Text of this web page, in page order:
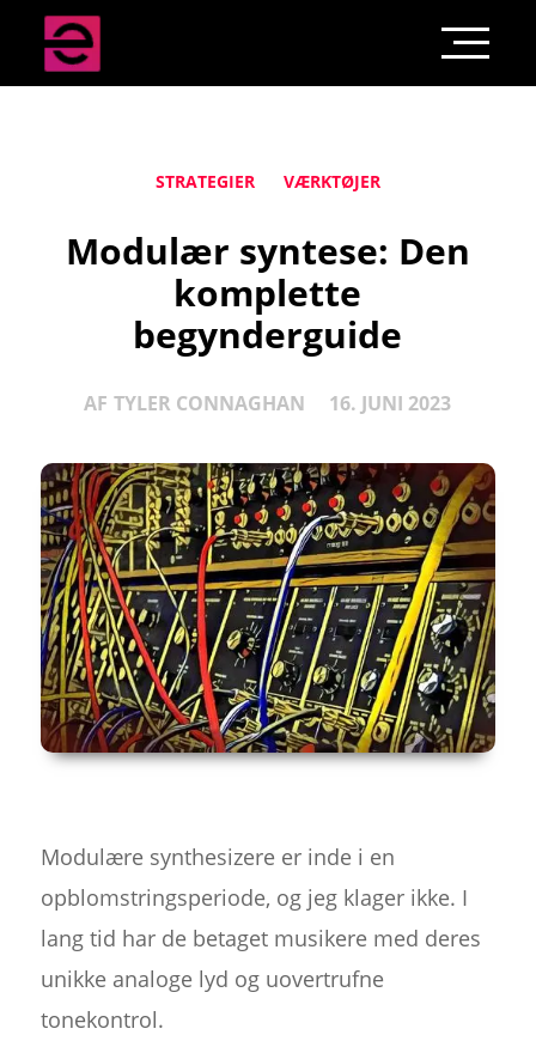
STRATEGIER VÆRKTØJER
Modulær syntese: Den
komplette
begynderguide
AF TYLER CONNAGHAN 16. JUNI 2023
Modulære synthesizere er inde i en
opblomstringsperiode, og jeg klager ikke. I
lang tid har de betaget musikere med deres
unikke analoge lyd og uovertrufne
tonekontrol.